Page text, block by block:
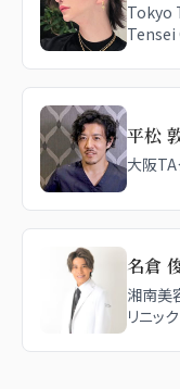
Tokyo
Tensei
平松
大阪TA
名倉
湘南美
リニッ